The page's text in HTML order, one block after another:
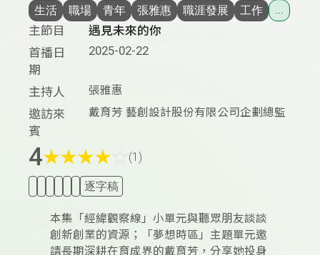
生活 職場 青年 張雅惠 職涯發展 工作 ...
主節目
遇見未來的你
首播日
期
2025-02-22
主持人 張雅惠
邀訪來
賓
戴育芳 藝創設計股份有限公司企劃總監
4★★★★ (1)
逐字稿
本集「經緯觀察線」小單元與聽眾朋友談談
創新創業的資源；「夢想時區」主題單元邀
請長期深耕在育成界的戴育芳，分享她投身